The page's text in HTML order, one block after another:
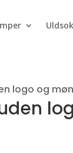
logo og